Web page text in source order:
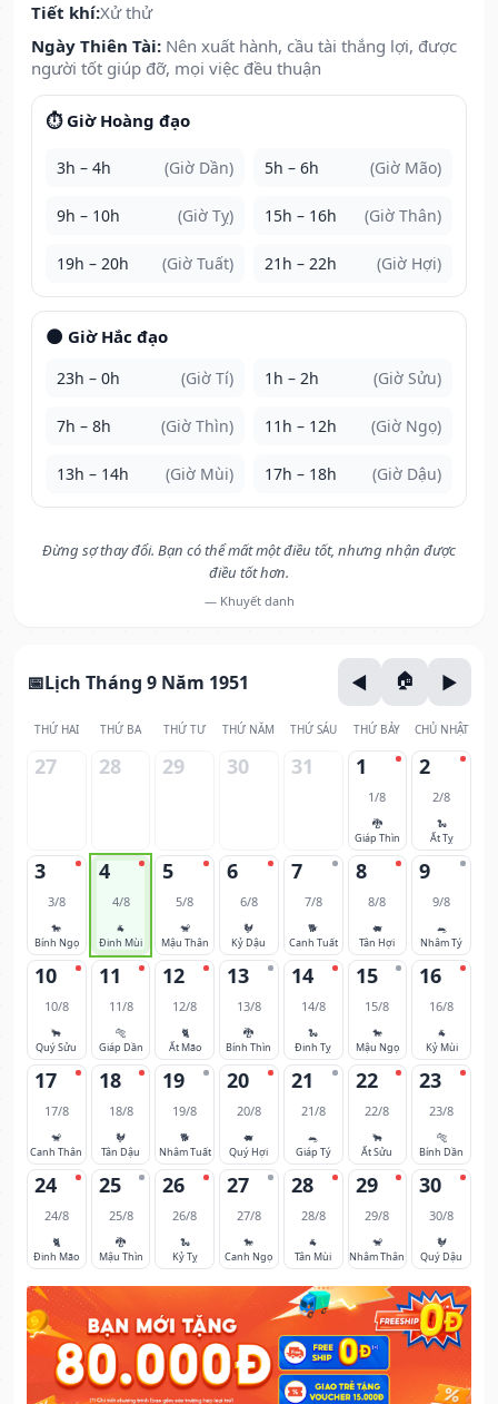
Tiết khí:Xử thử
Ngày Thiên Tài: Nên xuất hành, cầu tài thắng lợi, được
người tốt giúp đỡ, mọi việc đều thuận
⏱️ Giờ Hoàng đạo
3h – 4h (Giờ Dần) 5h – 6h (Giờ Mão)
9h – 10h (Giờ Tỵ) 15h – 16h (Giờ Thân)
19h – 20h (Giờ Tuất) 21h – 22h (Giờ Hợi)
🌑 Giờ Hắc đạo
23h – 0h (Giờ Tí) 1h – 2h (Giờ Sửu)
7h – 8h (Giờ Thìn) 11h – 12h (Giờ Ngọ)
13h – 14h (Giờ Mùi) 17h – 18h (Giờ Dậu)
Đừng sợ thay đổi. Bạn có thể mất một điều tốt, nhưng nhận được
điều tốt hơn.
— Khuyết danh
Lịch Tháng 9 Năm 1951
THỨ HAI THỨ BA THỨ TƯ THỨ NĂM THỨ SÁU THỨ BẢY CHỦ NHẬT
27 28 29 30 31 1
1/8
🐉
Giáp Thìn
2
2/8
🐍
Ất Tỵ
3
3/8
🐎
Bính Ngọ
4
4/8
🐐
Đinh Mùi
5
5/8
🐒
Mậu Thân
6
6/8
🐓
Kỷ Dậu
7
7/8
🐕
Canh Tuất
8
8/8
🐖
Tân Hợi
9
9/8
🐀
Nhâm Tý
10
10/8
🐂
Quý Sửu
11
11/8
🐅
Giáp Dần
12
12/8
🐈
Ất Mão
13
13/8
🐉
Bính Thìn
14
14/8
🐍
Đinh Tỵ
15
15/8
🐎
Mậu Ngọ
16
16/8
🐐
Kỷ Mùi
17
17/8
🐒
Canh Thân
18
18/8
🐓
Tân Dậu
19
19/8
🐕
Nhâm Tuất
20
20/8
🐖
Quý Hợi
21
21/8
🐀
Giáp Tý
22
22/8
🐂
Ất Sửu
23
23/8
🐅
Bính Dần
24
24/8
🐈
Đinh Mão
25
25/8
🐉
Mậu Thìn
26
26/8
🐍
Kỷ Tỵ
27
27/8
🐎
Canh Ngọ
28
28/8
🐐
Tân Mùi
29
29/8
🐒
Nhâm Thân
30
30/8
🐓
Quý Dậu